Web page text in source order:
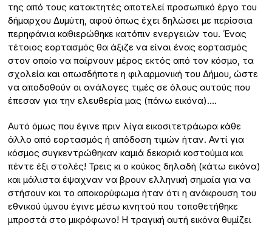
της από τους κατακτητές αποτελεί προσωπικό έργο του
δήμαρχου Δυμύτη, αφού όπως έχει δηλώσει με περίσσια
περηφάνια καθιερώθηκε κατόπιν ενεργειών του. Ένας
τέτοιος εορτασμός θα άξιζε να είναι ένας εορτασμός
στον οποίο να παίρνουν μέρος εκτός από τον κόσμο, τα
σχολεία και οπωσδήποτε η φιλαρμονική του Δήμου, ώστε
να αποδοθούν οι ανάλογες τιμές σε όλους αυτούς που
έπεσαν για την ελευθερία μας (πάνω εικόνα)….
Αυτό όμως που έγινε πριν λίγα εικοσιτετράωρα κάθε
άλλο από εορτασμός ή απόδοση τιμών ήταν. Αντί για
κόσμος συγκεντρώθηκαν καμιά δεκαριά κοστούμια και
πέντε έξι στολές! Τρεις κι ο κούκος δηλαδή (κάτω εικόνα)
και μάλιστα έψαχναν να βρουν ελληνική σημαία για να
στήσουν και το αποκορύφωμα ήταν ότι η ανάκρουση του
εθνικού ύμνου έγινε μέσω κινητού που τοποθετήθηκε
μπροστά στο μικρόφωνο! Η τραγική αυτή εικόνα θυμίζει